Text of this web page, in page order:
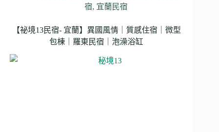
宿, 宜蘭民宿
【祕境13民宿- 宜蘭】異國風情｜質感住宿｜微型
包棟｜羅東民宿｜泡澡浴缸